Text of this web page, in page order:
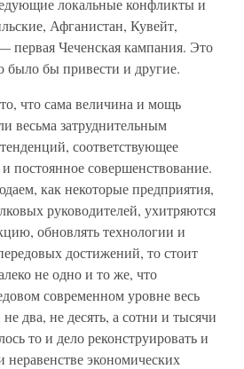
локальные конфликты и
Афганистан, Кувейт,
первая Чеченская кампания. Это
бы привести и другие.
что сама величина и мощь
весьма затруднительным
соответствующее
постоянное совершенствование.
как некоторые предприятия,
руководителей, ухитряются
обновлять технологии и
достижений, то стоит
не одно и то же, что
современном уровне весь
два, не десять, а сотни и тысячи
то и дело реконструировать и
экономических